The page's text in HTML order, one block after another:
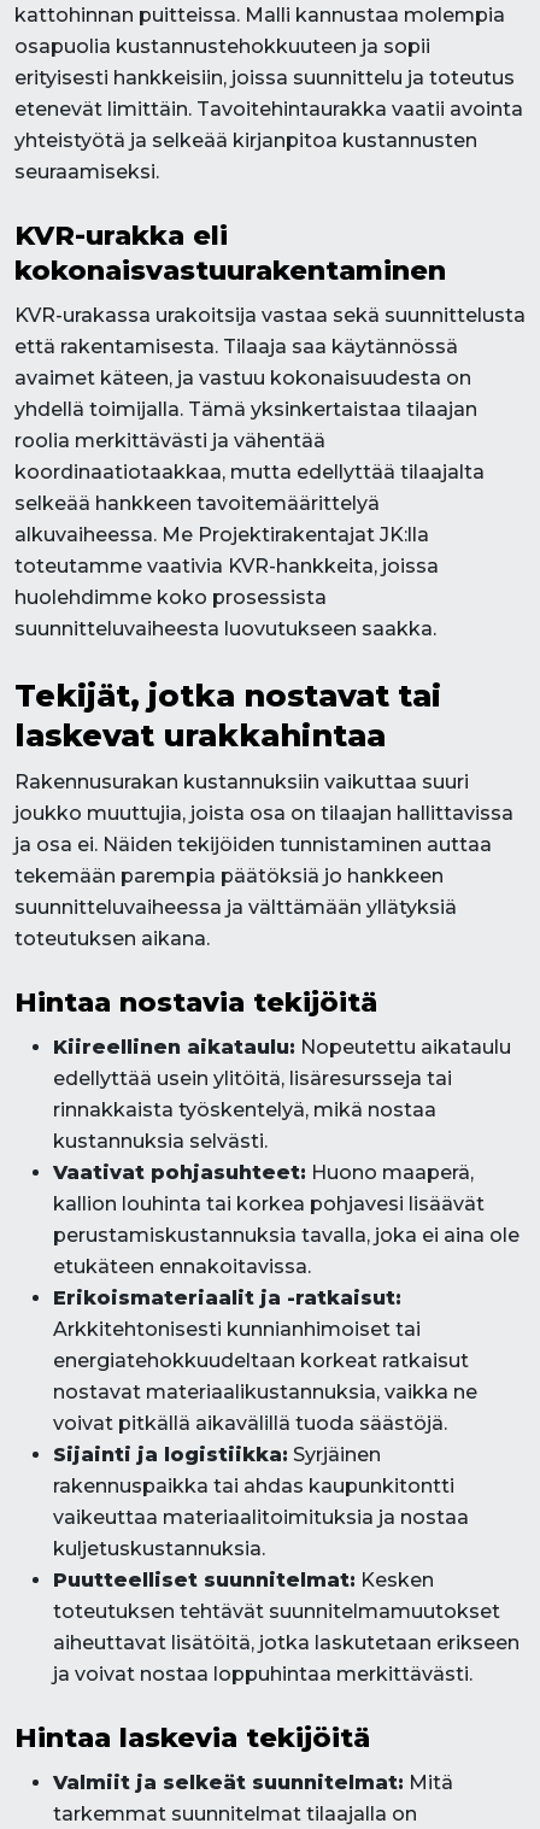
kattohinnan puitteissa. Malli kannustaa molempia
osapuolia kustannustehokkuuteen ja sopii
erityisesti hankkeisiin, joissa suunnittelu ja toteutus
etenevät limittäin. Tavoitehintaurakka vaatii avointa
yhteistyötä ja selkeää kirjanpitoa kustannusten
seuraamiseksi.
KVR-urakka eli
kokonaisvastuurakentaminen
KVR-urakassa urakoitsija vastaa sekä suunnittelusta
että rakentamisesta. Tilaaja saa käytännössä
avaimet käteen, ja vastuu kokonaisuudesta on
yhdellä toimijalla. Tämä yksinkertaistaa tilaajan
roolia merkittävästi ja vähentää
koordinaatiotaakkaa, mutta edellyttää tilaajalta
selkeää hankkeen tavoitemäärittelyä
alkuvaiheessa. Me Projektirakentajat JK:lla
toteutamme vaativia KVR-hankkeita, joissa
huolehdimme koko prosessista
suunnitteluvaiheesta luovutukseen saakka.
Tekijät, jotka nostavat tai
laskevat urakkahintaa
Rakennusurakan kustannuksiin vaikuttaa suuri
joukko muuttujia, joista osa on tilaajan hallittavissa
ja osa ei. Näiden tekijöiden tunnistaminen auttaa
tekemään parempia päätöksiä jo hankkeen
suunnitteluvaiheessa ja välttämään yllätyksiä
toteutuksen aikana.
Hintaa nostavia tekijöitä
Kiireellinen aikataulu: Nopeutettu aikataulu
edellyttää usein ylitöitä, lisäresursseja tai
rinnakkaista työskentelyä, mikä nostaa
kustannuksia selvästi.
Vaativat pohjasuhteet: Huono maaperä,
kallion louhinta tai korkea pohjavesi lisäävät
perustamiskustannuksia tavalla, joka ei aina ole
etukäteen ennakoitavissa.
Erikoismateriaalit ja -ratkaisut:
Arkkitehtonisesti kunnianhimoiset tai
energiatehokkuudeltaan korkeat ratkaisut
nostavat materiaalikustannuksia, vaikka ne
voivat pitkällä aikavälillä tuoda säästöjä.
Sijainti ja logistiikka: Syrjäinen
rakennuspaikka tai ahdas kaupunkitontti
vaikeuttaa materiaalitoimituksia ja nostaa
kuljetuskustannuksia.
Puutteelliset suunnitelmat: Kesken
toteutuksen tehtävät suunnitelmamuutokset
aiheuttavat lisätöitä, jotka laskutetaan erikseen
ja voivat nostaa loppuhintaa merkittävästi.
Hintaa laskevia tekijöitä
Valmiit ja selkeät suunnitelmat: Mitä
tarkemmat suunnitelmat tilaajalla on